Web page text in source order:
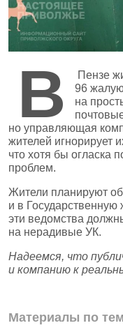
В
Пензе
96
на
но управляющая
жителей игнорирует
что хотя бы огласка
проблем.
Жители планируют
и в
эти ведомства
на нерадивые УК.
Надеемся, что
и компанию к
Материалы по